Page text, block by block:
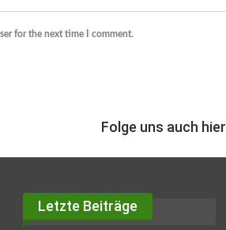
for the next time I comment.
Folge uns auch hier
Letzte Beiträge